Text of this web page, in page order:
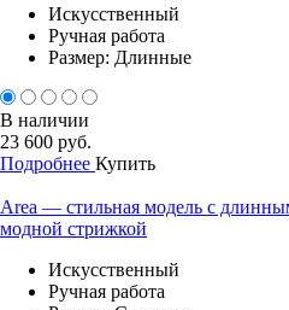
Искусственный
Ручная работа
Размер: Длинные
В наличии
23 600 руб.
Подробнее Купить
Area — стильная модель с
модной стрижкой
Искусственный
Ручная работа